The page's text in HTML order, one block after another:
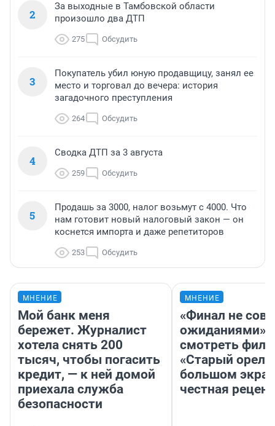
2
За выходные в Тамбовской области
произошло два ДТП
275 Обсудить
3
Покупатель убил юную продавщицу, занял ее
место и торговал до вечера: история
загадочного преступления
264 Обсудить
4
Сводка ДТП за 3 августа
259 Обсудить
5
Продашь за 3000, налог возьмут с 4000. Что
нам готовит новый налоговый закон — он
коснется импорта и даже репетиторов
253 Обсудить
МНЕНИЕ
Мой банк меня
бережет. Журналист
хотела снять 200
тысяч, чтобы погасить
кредит, — к ней домой
приехала служба
безопасности
МНЕНИЕ
«Финал не
ожиданиями»:
смотреть
«Старый орел»
большом
честная